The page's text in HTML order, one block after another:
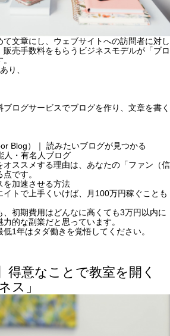
て文章にし、ウェブサイトへの訪問者に対し
売手数料をもらうビジネスモデルが「ブロ
り、
ログサービスでブログを作り、文章を書く
Blog）｜ 読みたいブログが見つかる
人・有名人ブログ
ススメする理由は、 あなたの「ファン（信
です。
を加速させる方法
イトで上手くいけば、月100万円稼ぐことも
初期費用はどんなに高くても3万円以内に
力的な副業だと思っています。
1年はタダ働きを覚悟してください。
得意なことで教室を開く
ス」